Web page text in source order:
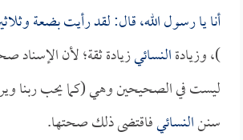
أنا يا رسول الله، قال: لقد رأيت بضعة
)، وزيادةالنسائيزيادة ثقة؛ لأن الإسناد
ليست في الصحيحين وهي (كما يحب ربنا
سننالنسائيفاقتضى ذلك صحتها.